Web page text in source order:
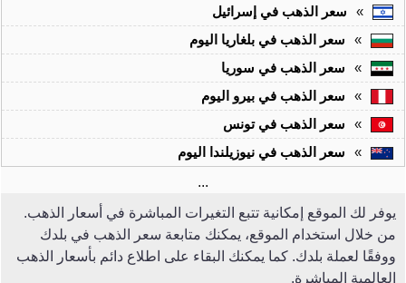
»
سعر الذهب في إسرائيل
»
سعر الذهب في بلغاريا اليوم
»
سعر الذهب في سوريا
»
سعر الذهب في بيرو اليوم
»
سعر الذهب في تونس
»
سعر الذهب في نيوزيلندا اليوم
...
يوفر لك الموقع إمكانية تتبع التغيرات المباشرة في أسعار الذهب.
من خلال استخدام الموقع، يمكنك متابعة سعر الذهب في بلدك
ووفقًا لعملة بلدك. كما يمكنك البقاء على اطلاع دائم بأسعار الذهب
العالمية المباشرة.